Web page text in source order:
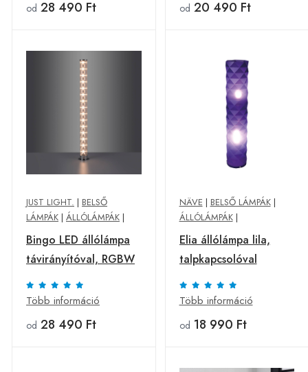
od 28 490 Ft od 20 490 Ft
JUST LIGHT. | BELSŐ
LÁMPÁK | ÁLLÓLÁMPÁK |
Bingo LED állólámpa
távirányítóval, RGBW
Több információ
od 28 490 Ft
NÄVE | BELSŐ LÁMPÁK|
ÁLLÓLÁMPÁK|
Elia állólámpa lila,
talpkapcsolóval
Több információ
od 18 990 Ft